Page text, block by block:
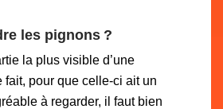
les pignons ?
la plus visible d’une
fait, pour que celle-ci ait un
à regarder, il faut bien